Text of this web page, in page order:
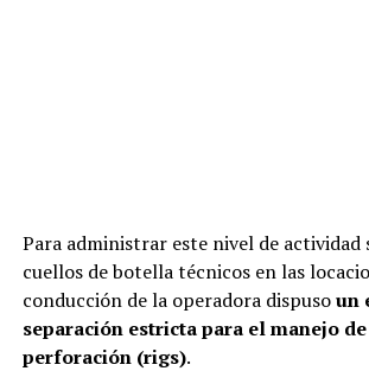
Para administrar este nivel de actividad
cuellos de botella técnicos en las
conducción de la operadora dispusoun
separación estricta para el manejo
perforación (rigs).